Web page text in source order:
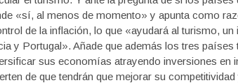
«sí, al menos de momento» y apunta como
de la inflación, lo que «ayudará al turismo,
y Portugal». Añade que además los tres países
sus economías atrayendo inversiones en
de que tendrán que mejorar su